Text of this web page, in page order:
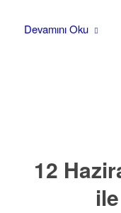
Devamını Oku
12